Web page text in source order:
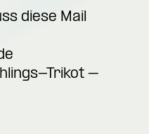
diese Mail
Trikot –